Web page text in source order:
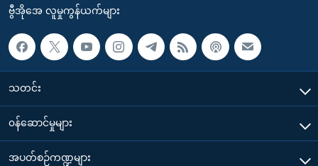
ဗွီအိုအေ လူမှုကွန်ယက်များ
သတင်း
၀န်ဆောင်မှုများ
အပတ်စဉ်ကဏ္ဍများ